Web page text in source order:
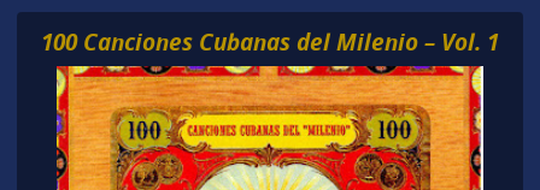
100 Canciones Cubanas del Milenio – Vol. 1